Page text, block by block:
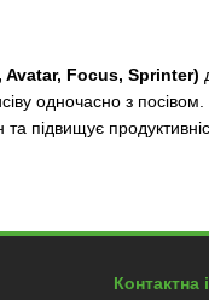
Focus, Sprinter)
одночасно з
підвищує
Контактна